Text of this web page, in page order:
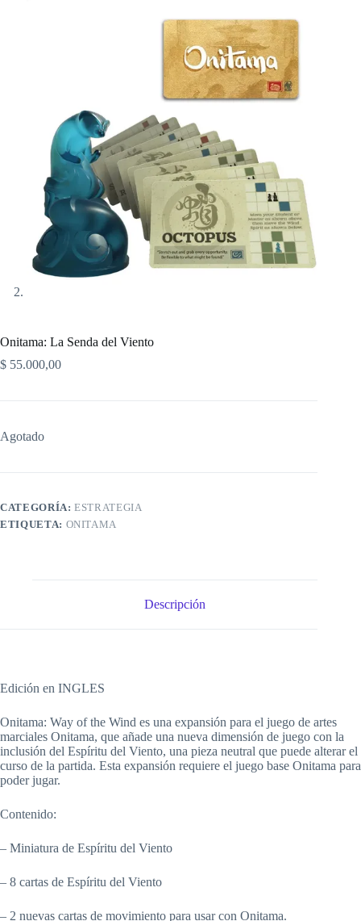
Onitama: La Senda del Viento
$ 55.000,00
Agotado
CATEGORÍA:ESTRATEGIA
ETIQUETA: ONITAMA
Descripción
Edición en INGLES
Onitama: Way of the Wind es una expansión para el juego de artes
marciales Onitama, que añade una nueva dimensión de juego con la
inclusión del Espíritu del Viento, una pieza neutral que puede alterar el
curso de la partida. Esta expansión requiere el juego base Onitama para
poder jugar.
Contenido:
– Miniatura de Espíritu del Viento
– 8 cartas de Espíritu del Viento
– 2 nuevas cartas de movimiento para usar con Onitama.